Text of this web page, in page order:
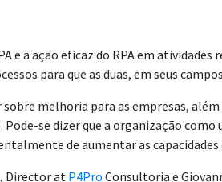
e a ação eficaz do RPA em
para que as duas, em seus
sobre melhoria para as empresas,
se dizer que a organização
de aumentar as
, Director at P4Pro Consultoria e